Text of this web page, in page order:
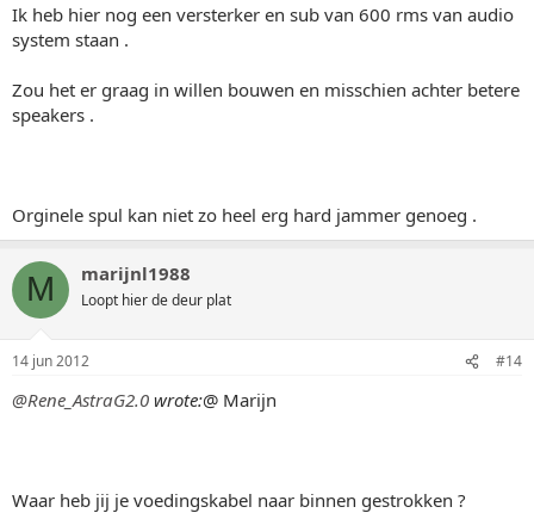
Ik heb hier nog een versterker en sub van 600 rms van audio
system staan .
Zou het er graag in willen bouwen en misschien achter betere
speakers .
Orginele spul kan niet zo heel erg hard jammer genoeg .
M marijnl1988
Loopt hier de deur plat
14 jun 2012 #14
@Rene_AstraG2.0 wrote:@ Marijn
Waar heb jij je voedingskabel naar binnen gestrokken ?